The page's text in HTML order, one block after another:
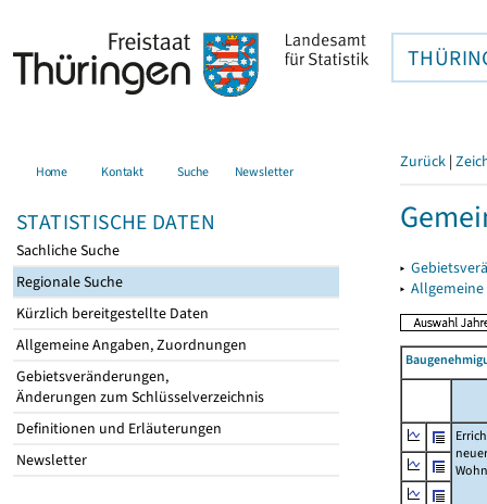
Home Kontakt Suche Newsletter
STATISTISCHE DATEN
Sachliche Suche
Regionale Suche
Kürzlich bereitgestellte Daten
Allgemeine Angaben, Zuordnungen
Gebietsveränderungen,
Änderungen zum Schlüsselverzeichnis
Definitionen und Erläuterungen
Newsletter
Zurück |
▸
▸
neuer